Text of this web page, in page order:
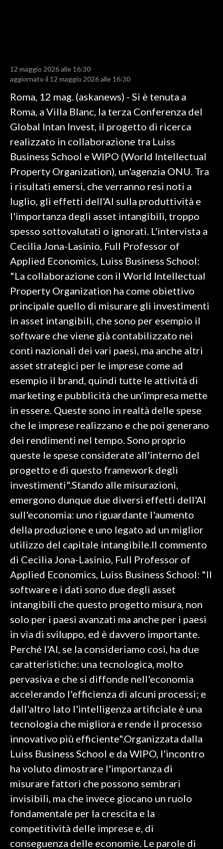
SPORT
RISULTATI E CLASSIFICHE
CALCIO
CALCIO REGIONALE
BASKET
VOLLEY
MOTORI
TENNIS
ALTRI SPORT
CULTURA
SPETTACOLI
GOSSIP
SALUTE
SARDEGNA TURISMO
SARDI NEL MONDO
NOTIZIE
EVENTI
#CARAUNIONE
INSULARITÀ
INFO AZIENDE
ABBONATI
ANNUNCI
NECROLOGI
PUBBLICITÀ
SPIAGGE
STORE
12 maggio 2026 alle 16:30
aggiornato il 12 maggio 2026 alle 16:30
Roma, 12 mag. (askanews) - Si è tenuta a
Roma, a Villa Blanc, la terza Conferenza del
Global Intan Invest, il progetto di ricerca
realizzato in collaborazione tra Luiss
Business School e WIPO (World Intellectual
Property Organization), un'agenzia ONU. Tra
i risultati emersi, che verranno resi noti a
luglio, gli effetti dell'AI sulla produttività e
l'importanza degli asset intangibili, troppo
spesso sottovalutati o ignorati. L'intervista a
Cecilia Jona-Lasinio, Full Professor of
Applied Economics, Luiss Business School:
"La collaborazione con il World Intellectual
Property Organization ha come obiettivo
principale quello di misurare gli investimenti
in asset intangibili, che sono per esempio il
software che viene già contabilizzato nei
conti nazionali dei vari paesi, ma anche altri
asset strategici per le imprese come ad
esempio il brand, quindi tutte le attività di
marketing e pubblicità che un'impresa mette
in essere. Queste sono in realtà delle spese
che le imprese realizzano e che poi generano
dei rendimenti nel tempo. Sono proprio
queste le spese considerate all'interno del
progetto e di questo framework degli
investimenti".Stando alle misurazioni,
emergono dunque due diversi effetti dell'AI
sull'economia: uno riguardante l'aumento
della produzione e uno legato ad un miglior
utilizzo del capitale intangibile.Il commento
di Cecilia Jona-Lasinio, Full Professor of
Applied Economics, Luiss Business School: "Il
software e i dati sono due degli asset
intangibili che questo progetto misura, non
solo per i paesi avanzati ma anche per i paesi
in via di sviluppo, ed è davvero importante.
Perché l'AI, se la consideriamo così, ha due
caratteristiche: una tecnologica, molto
pervasiva e che si diffonde nell'economia
accelerando l'efficienza di alcuni processi; e
dall'altro lato l'intelligenza artificiale è una
tecnologia che migliora e rende il processo
innovativo più efficiente".Organizzata dalla
Luiss Business School e da WIPO, l'incontro
ha voluto dimostrare l'importanza di
misurare fattori che possono sembrari
invisibili, ma che invece giocano un ruolo
fondamentale per la crescita e la
competitività delle imprese e, di
conseguenza delle economie. Le parole di